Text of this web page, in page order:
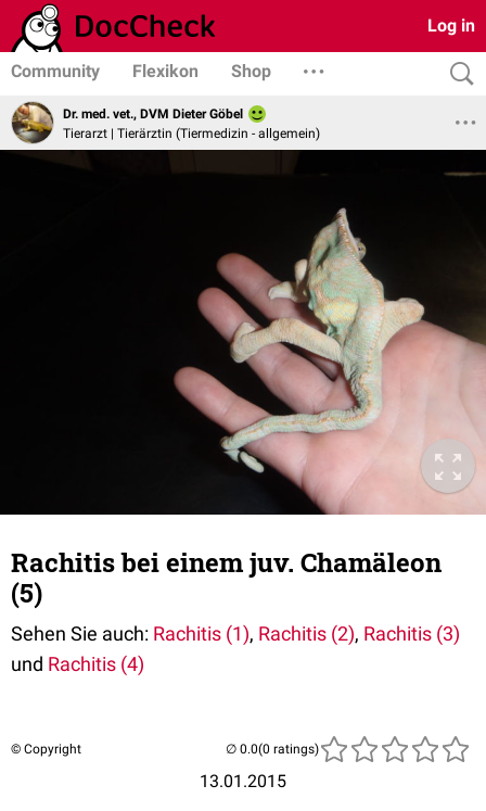
Log in
Community Flexikon Shop
Dr. med. vet., DVM Dieter Göbel
Tierarzt | Tierärztin (Tiermedizin - allgemein)
Rachitis bei einem juv. Chamäleon
(5)
Sehen Sie auch: Rachitis (1), Rachitis (2), Rachitis (3)
und Rachitis (4)
© Copyright
13.01.2015
(0 ratings)